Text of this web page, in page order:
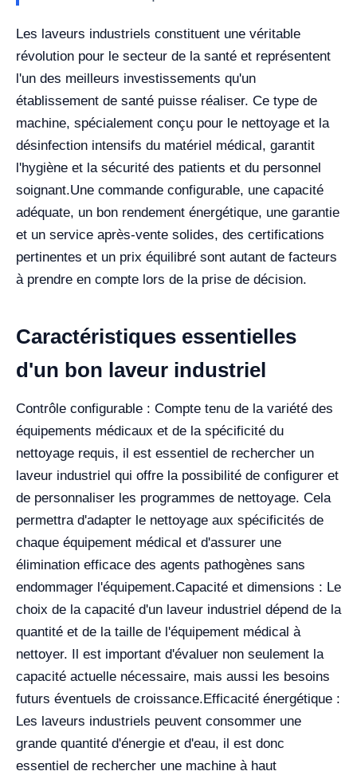
Les laveurs industriels constituent une véritable
révolution pour le secteur de la santé et représentent
l'un des meilleurs investissements qu'un
établissement de santé puisse réaliser. Ce type de
machine, spécialement conçu pour le nettoyage et la
désinfection intensifs du matériel médical, garantit
l'hygiène et la sécurité des patients et du personnel
soignant.Une commande configurable, une capacité
adéquate, un bon rendement énergétique, une garantie
et un service après-vente solides, des certifications
pertinentes et un prix équilibré sont autant de facteurs
à prendre en compte lors de la prise de décision.
Caractéristiques essentielles
d'un bon laveur industriel
Contrôle configurable : Compte tenu de la variété des
équipements médicaux et de la spécificité du
nettoyage requis, il est essentiel de rechercher un
laveur industriel qui offre la possibilité de configurer et
de personnaliser les programmes de nettoyage. Cela
permettra d'adapter le nettoyage aux spécificités de
chaque équipement médical et d'assurer une
élimination efficace des agents pathogènes sans
endommager l'équipement.Capacité et dimensions : Le
choix de la capacité d'un laveur industriel dépend de la
quantité et de la taille de l'équipement médical à
nettoyer. Il est important d'évaluer non seulement la
capacité actuelle nécessaire, mais aussi les besoins
futurs éventuels de croissance.Efficacité énergétique :
Les laveurs industriels peuvent consommer une
grande quantité d'énergie et d'eau, il est donc
essentiel de rechercher une machine à haut